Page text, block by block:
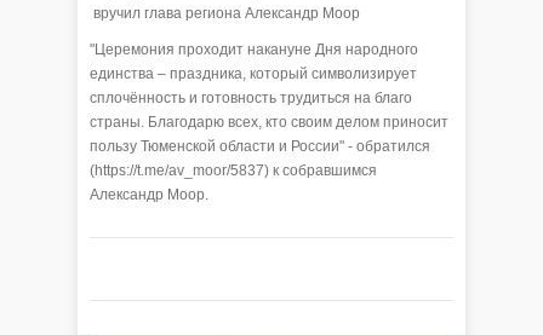
вручил глава региона Александр Моор
"Церемония проходит накануне Дня народного
единства – праздника, который символизирует
сплочённость и готовность трудиться на благо
страны. Благодарю всех, кто своим делом приносит
пользу Тюменской области и России" - обратился
(https://t.me/av_moor/5837) к собравшимся
Александр Моор.